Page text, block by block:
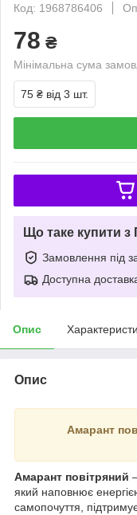
Код: 1968786406
78 ₴
Мінімальна сума
75 ₴ від 3 шт.
Що таке купити
Замовлення під
Доступна
Опис
Опис
Амарант
Амарант повітряний
який наповнює
самопочуття,